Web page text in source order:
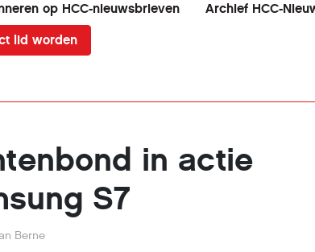
op HCC-nieuwsbrieven Archief HCC-
lid worden
in actie
S7
Berne